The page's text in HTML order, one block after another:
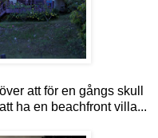
att för en gångs skull
ha en beachfront villa...